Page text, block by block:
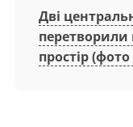
Дві
простір (фото